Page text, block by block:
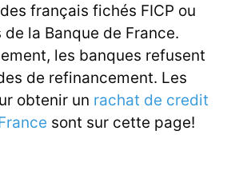
français fichés FICP ou
de la Banque de France.
les banques refusent
de refinancement. Les
obtenir un rachat de credit
sont sur cette page!